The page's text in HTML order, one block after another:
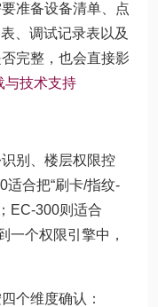
准备设备清单、点
、调试记录表以及
完整，也会直接影
与技术支持
别、楼层权限控
适合把“刷卡/指纹-
EC-300则适合
一个权限引擎中，
个维度确认：